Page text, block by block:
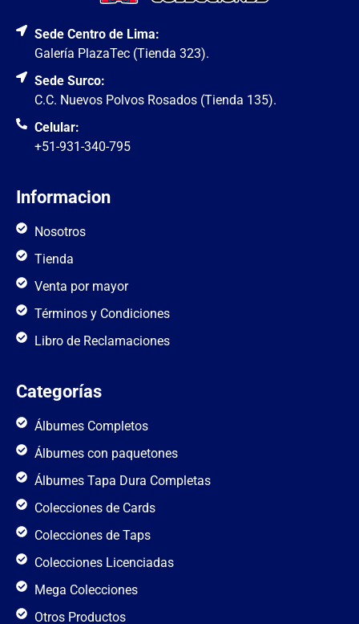
Sede Centro de Lima:
Galería PlazaTec (Tienda 323).
Sede Surco:
C.C. Nuevos Polvos Rosados (Tienda 135).
Celular:
+51-931-340-795
Informacion
Nosotros
Tienda
Venta por mayor
Términos y Condiciones
Libro de Reclamaciones
Categorías
Álbumes Completos
Álbumes con paquetones
Álbumes Tapa Dura Completas
Colecciones de Cards
Colecciones de Taps
Colecciones Licenciadas
Mega Colecciones
Otros Productos